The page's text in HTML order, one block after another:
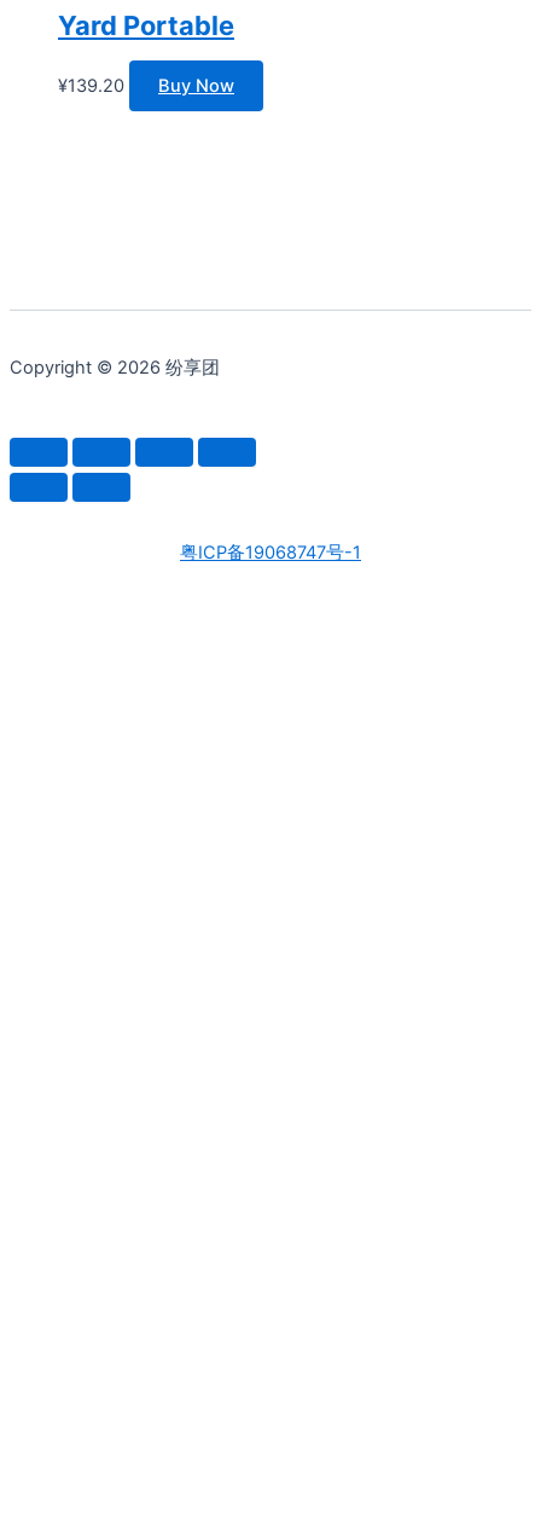
Yard Portable
¥139.20 Buy Now
Copyright © 2026 纷享团
粤ICP备19068747号-1